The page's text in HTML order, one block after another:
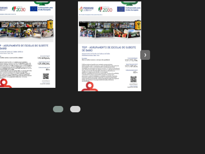
›